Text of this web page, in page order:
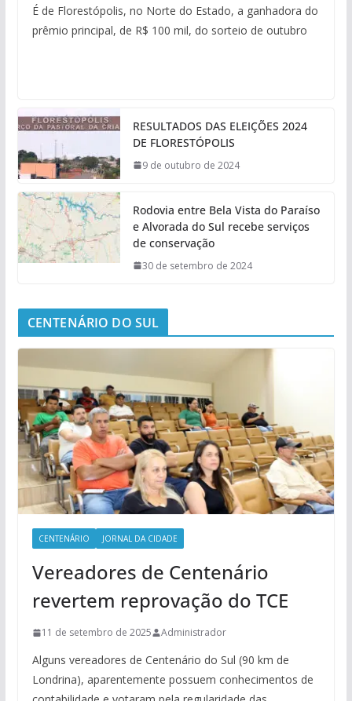
É de Florestópolis, no Norte do Estado, a ganhadora do
prêmio principal, de R$ 100 mil, do sorteio de outubro
RESULTADOS DAS ELEIÇÕES 2024
DE FLORESTÓPOLIS
9 de outubro de 2024
Rodovia entre Bela Vista do Paraíso
e Alvorada do Sul recebe serviços
de conservação
30 de setembro de 2024
CENTENÁRIO DO SUL
CENTENÁRIO JORNAL DA CIDADE
Vereadores de Centenário
revertem reprovação do TCE
11 de setembro de 2025 Administrador
Alguns vereadores de Centenário do Sul (90 km de
Londrina), aparentemente possuem conhecimentos de